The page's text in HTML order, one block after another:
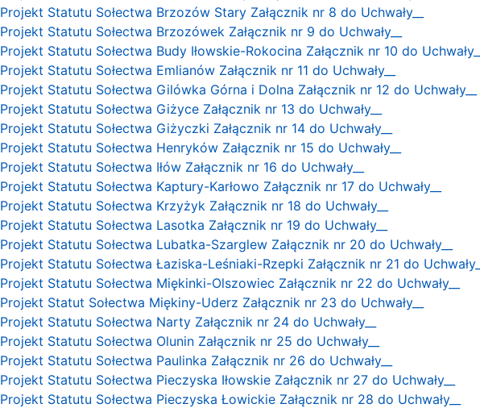
Projekt Statutu Sołectwa Brzozów Stary Załącznik nr 8 do Uchwały__
Projekt Statutu Sołectwa Brzozówek Załącznik nr 9 do Uchwały__
Projekt Statutu Sołectwa Budy Iłowskie-Rokocina Załącznik nr 10 do
Projekt Statutu Sołectwa Emlianów Załącznik nr 11 do Uchwały__
Projekt Statutu Sołectwa Gilówka Górna i Dolna Załącznik nr 12 do Uchwały__
Projekt Statutu Sołectwa Giżyce Załącznik nr 13 do Uchwały__
Projekt Statutu Sołectwa Giżyczki Załącznik nr 14 do Uchwały__
Projekt Statutu Sołectwa Henryków Załącznik nr 15 do Uchwały__
Projekt Statutu Sołectwa Iłów Załącznik nr 16 do Uchwały__
Projekt Statutu Sołectwa Kaptury-Karłowo Załącznik nr 17 do Uchwały__
Projekt Statutu Sołectwa Krzyżyk Załącznik nr 18 do Uchwały__
Projekt Statutu Sołectwa Lasotka Załącznik nr 19 do Uchwały__
Projekt Statutu Sołectwa Lubatka-Szarglew Załącznik nr 20 do Uchwały__
Projekt Statutu Sołectwa Łaziska-Leśniaki-Rzepki Załącznik nr 21 do
Projekt Statutu Sołectwa Miękinki-Olszowiec Załącznik nr 22 do Uchwały__
Projekt Statut Sołectwa Miękiny-Uderz Załącznik nr 23 do Uchwały__
Projekt Statutu Sołectwa Narty Załącznik nr 24 do Uchwały__
Projekt Statutu Sołectwa Olunin Załącznik nr 25 do Uchwały__
Projekt Statutu Sołectwa Paulinka Załącznik nr 26 do Uchwały__
Projekt Statutu Sołectwa Pieczyska Iłowskie Załącznik nr 27 do Uchwały__
Projekt Statutu Sołectwa Pieczyska Łowickie Załącznik nr 28 do Uchwały__